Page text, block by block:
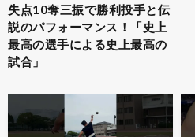
失点10奪三振で勝利投手と伝
説のパフォーマンス！「史上
最高の選手による史上最高の
試合」